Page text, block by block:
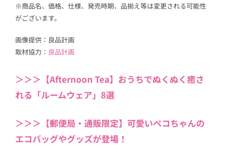
※商品名、価格、仕様、発売時期、品揃え等は変更される可能性
がございます。
画像提供：良品計画
取材協力： 良品計画
＞＞＞【Afternoon Tea】おうちでぬくぬく癒さ
れる「ルームウェア」8選
＞＞＞【郵便局・通販限定】可愛いペコちゃんの
エコバッグやグッズが登場！